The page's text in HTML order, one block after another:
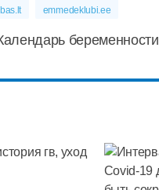
emmedeklubi.ee
беременности